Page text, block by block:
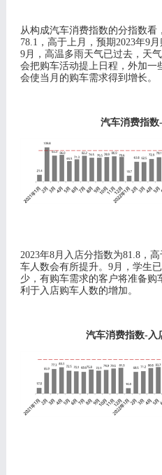
从构成汽车消费指数的分指数看，
78.1 ，高于上月，预期2023年9月
9月，高温多雨天气已过去，天
会把购车活动提上日程，外加一
会使当月的购车需求得到增长。
汽车消费指数
2023年8月入店分指数为81.8，高
车人数会有所提升。 9月，学生
少，有购车需求的客户将准备购
利于入店购车人数的增加。
汽车消费指数-入